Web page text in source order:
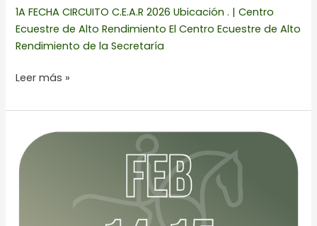
1A FECHA CIRCUITO C.E.A.R 2026 Ubicación . | Centro
Ecuestre de Alto Rendimiento El Centro Ecuestre de Alto
Rendimiento de la Secretaría
Leer más »
Adiestramiento
avalado